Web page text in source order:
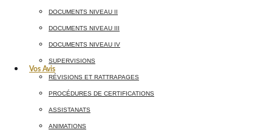
Vos Avis
DOCUMENTS NIVEAU II
DOCUMENTS NIVEAU III
DOCUMENTS NIVEAU IV
SUPERVISIONS
RÉVISIONS ET RATTRAPAGES
PROCÉDURES DE CERTIFICATIONS
ASSISTANATS
ANIMATIONS